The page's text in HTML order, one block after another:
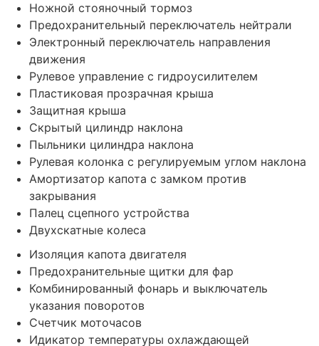
Ножной стояночный тормоз
Предохранительный переключатель нейтрали
Электронный переключатель направления
движения
Рулевое управление с гидроусилителем
Пластиковая прозрачная крыша
Защитная крыша
Скрытый цилиндр наклона
Пыльники цилиндра наклона
Рулевая колонка с регулируемым углом наклона
Амортизатор капота с замком против
закрывания
Палец сцепного устройства
Двухскатные колеса
Изоляция капота двигателя
Предохранительные щитки для фар
Комбинированный фонарь и выключатель
указания поворотов
Счетчик моточасов
Идикатор температуры охлаждающей